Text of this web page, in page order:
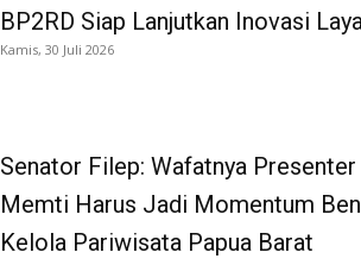
BP2RD Siap Lanjutkan Inovasi
Kamis, 30 Juli 2026
Senator Filep: Wafatnya
Memti Harus Jadi Momentum
Kelola Pariwisata Papua Barat